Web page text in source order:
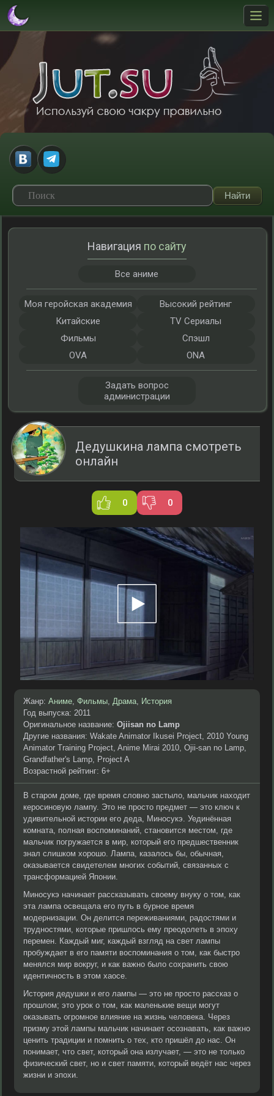
Дедушкина лампа смотреть
онлайн
0 0
Жанр: Аниме, Фильмы, Драма, История
Год выпуска: 2011
Оригинальное название: Ojiisan no Lamp
Другие названия: Wakate Animator Ikusei Project, 2010 Young
Animator Training Project, Anime Mirai 2010, Ojii-san no Lamp,
Grandfather's Lamp, Project A
Возрастной рейтинг: 6+
В старом доме, где время словно застыло, мальчик находит
керосиновую лампу. Это не просто предмет — это ключ к
удивительной истории его деда, Миносукэ. Уединённая
комната, полная воспоминаний, становится местом, где
мальчик погружается в мир, который его предшественник
знал слишком хорошо. Лампа, казалось бы, обычная,
оказывается свидетелем многих событий, связанных с
трансформацией Японии.
Миносукэ начинает рассказывать своему внуку о том, как
эта лампа освещала его путь в бурное время
модернизации. Он делится переживаниями, радостями и
трудностями, которые пришлось ему преодолеть в эпоху
перемен. Каждый миг, каждый взгляд на свет лампы
пробуждает в его памяти воспоминания о том, как быстро
менялся мир вокруг, и как важно было сохранить свою
идентичность в этом хаосе.
История дедушки и его лампы — это не просто рассказ о
прошлом; это урок о том, как маленькие вещи могут
оказывать огромное влияние на жизнь человека. Через
призму этой лампы мальчик начинает осознавать, как важно
ценить традиции и помнить о тех, кто пришёл до нас. Он
понимает, что свет, который она излучает, — это не только
физический свет, но и свет памяти, который ведёт нас через
жизни и эпохи.
Навигация по сайту
Все аниме
Моя геройская академия
Высокий рейтинг
Китайские
TV Сериалы
Фильмы
Спэшл
OVA
ONA
Задать вопрос
администрации